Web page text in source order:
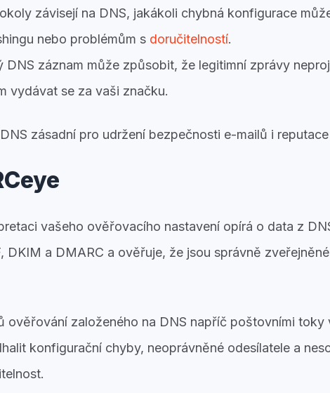
závisejí na DNS, jakákoli chybná konfigurace
nebo problémům s doručitelností.
DNS záznam může způsobit, že legitimní zprávy
vydávat se za vaši značku.
zásadní pro udržení bezpečnosti e-mailů i
vašeho ověřovacího nastavení opírá o data z
DKIM a DMARC a ověřuje, že jsou správně
ověřování založeného na DNS napříč poštovními toky
konfigurační chyby, neoprávněné odesílatele a